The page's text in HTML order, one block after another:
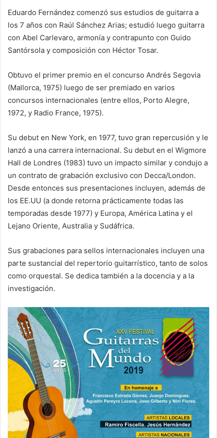
Eduardo Fernández comenzó sus estudios de guitarra a
los 7 años con Raúl Sánchez Arias; estudió luego guitarra
con Abel Carlevaro, armonía y contrapunto con Guido
Santórsola y composición con Héctor Tosar.
Obtuvo el primer premio en el concurso Andrés Segovia
(Mallorca, 1975) luego de ser premiado en varios
concursos internacionales (entre ellos, Porto Alegre,
1972, y Radio France, 1975).
Su debut en New York, en 1977, tuvo gran repercusión y le
lanzó a una carrera internacional. Su debut en el Wigmore
Hall de Londres (1983) tuvo un impacto similar y condujo a
un contrato de grabación exclusivo con Decca/London.
Desde entonces sus presentaciones incluyen, además de
los EE.UU (a donde retorna prácticamente todas las
temporadas desde 1977) y Europa, América Latina y el
Lejano Oriente, Australia y Sudáfrica.
Sus grabaciones para sellos internacionales incluyen una
parte sustancial del repertorio guitarrístico, tanto de solos
como orquestal. Se dedica también a la docencia y a la
investigación.